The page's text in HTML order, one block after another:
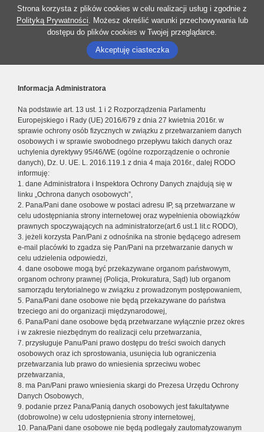
Strona korzysta z plików cookies w celu realizacji usług i zgodnie z
Polityką Prywatności. Możesz określić warunki przechowywania lub
dostępu do plików cookies w Twojej przeglądarce.
Akceptuję ciasteczka
Informacja Administratora
Na podstawie art. 13 ust. 1 i 2 Rozporządzenia Parlamentu
Europejskiego i Rady (UE) 2016/679 z dnia 27 kwietnia 2016r. w
sprawie ochrony osób fizycznych w związku z przetwarzaniem danych
osobowych i w sprawie swobodnego przepływu takich danych oraz
uchylenia dyrektywy 95/46/WE (ogólne rozporządzenie o ochronie
danych), Dz. U. UE. L. 2016.119.1 z dnia 4 maja 2016r., dalej RODO
informuję:
1. dane Administratora i Inspektora Ochrony Danych znajdują się w
linku „Ochrona danych osobowych”,
2. Pana/Pani dane osobowe w postaci adresu IP, są przetwarzane w
celu udostępniania strony internetowej oraz wypełnienia obowiązków
prawnych spoczywających na administratorze(art.6 ust.1 lit.c RODO),
3. jeżeli korzysta Pan/Pani z odnośnika na stronie będącego adresem
e-mail placówki to zgadza się Pan/Pani na przetwarzanie danych w
celu udzielenia odpowiedzi,
4. dane osobowe mogą być przekazywane organom państwowym,
organom ochrony prawnej (Policja, Prokuratura, Sąd) lub organom
samorządu terytorialnego w związku z prowadzonym postępowaniem,
5. Pana/Pani dane osobowe nie będą przekazywane do państwa
trzeciego ani do organizacji międzynarodowej,
6. Pana/Pani dane osobowe będą przetwarzane wyłącznie przez okres
i w zakresie niezbędnym do realizacji celu przetwarzania,
7. przysługuje Panu/Pani prawo dostępu do treści swoich danych
osobowych oraz ich sprostowania, usunięcia lub ograniczenia
przetwarzania lub prawo do wniesienia sprzeciwu wobec
przetwarzania,
8. ma Pan/Pani prawo wniesienia skargi do Prezesa Urzędu Ochrony
Danych Osobowych,
9. podanie przez Pana/Panią danych osobowych jest fakultatywne
(dobrowolne) w celu udostępnienia strony internetowej,
10. Pana/Pani dane osobowe nie będą podlegały zautomatyzowanym